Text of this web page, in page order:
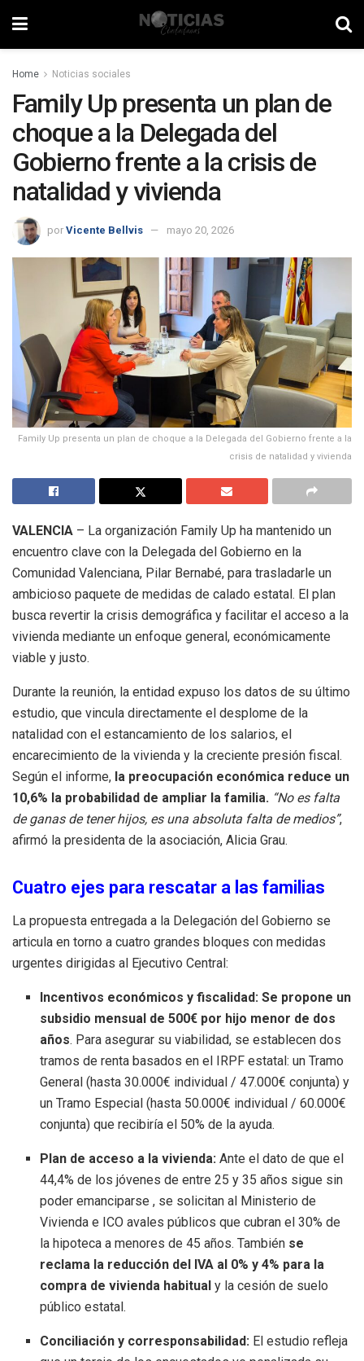
Home Noticias sociales
Family Up presenta un plan de
choque a la Delegada del
Gobierno frente a la crisis de
natalidad y vivienda
por Vicente Bellvis mayo 20, 2026
Family Up presenta un plan de choque a la Delegada del Gobierno frente a la
crisis de natalidad y vivienda
VALENCIA – La organización Family Up ha mantenido un
encuentro clave con la Delegada del Gobierno en la
Comunidad Valenciana, Pilar Bernabé, para trasladarle un
ambicioso paquete de medidas de calado estatal. El plan
busca revertir la crisis demográfica y facilitar el acceso a la
vivienda mediante un enfoque general, económicamente
viable y justo.
Durante la reunión, la entidad expuso los datos de su último
estudio, que vincula directamente el desplome de la
natalidad con el estancamiento de los salarios, el
encarecimiento de la vivienda y la creciente presión fiscal.
Según el informe, la preocupación económica reduce un
10,6% la probabilidad de ampliar la familia. “No es falta
de ganas de tener hijos, es una absoluta falta de medios”,
afirmó la presidenta de la asociación, Alicia Grau.
Cuatro ejes para rescatar a las familias
La propuesta entregada a la Delegación del Gobierno se
articula en torno a cuatro grandes bloques con medidas
urgentes dirigidas al Ejecutivo Central:
Incentivos económicos y fiscalidad: Se propone un
subsidio mensual de 500€ por hijo menor de dos
años. Para asegurar su viabilidad, se establecen dos
tramos de renta basados en el IRPF estatal: un Tramo
General (hasta 30.000€ individual / 47.000€ conjunta) y
un Tramo Especial (hasta 50.000€ individual / 60.000€
conjunta) que recibiría el 50% de la ayuda.
Plan de acceso a la vivienda: Ante el dato de que el
44,4% de los jóvenes de entre 25 y 35 años sigue sin
poder emanciparse, se solicitan al Ministerio de
Vivienda e ICO avales públicos que cubran el 30% de
la hipoteca a menores de 45 años.También se
reclama la reducción del IVA al 0% y 4% para la
compra de vivienda habitual y la cesión de suelo
público estatal.
Conciliación y corresponsabilidad: El estudio refleja